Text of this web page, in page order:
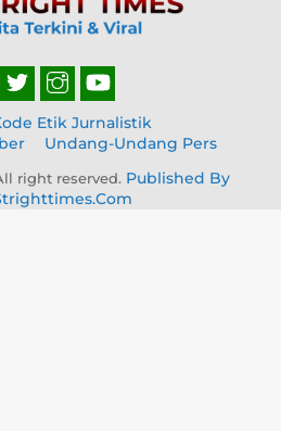
Top
Etik Jurnalistik
Undang-Undang Pers
right reserved. Published By